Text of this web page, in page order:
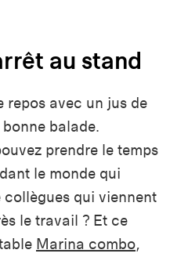
au stand
repos avec un jus de
balade.
prendre le temps
le monde qui
collègues qui viennent
le travail ? Et ce
Marina combo,